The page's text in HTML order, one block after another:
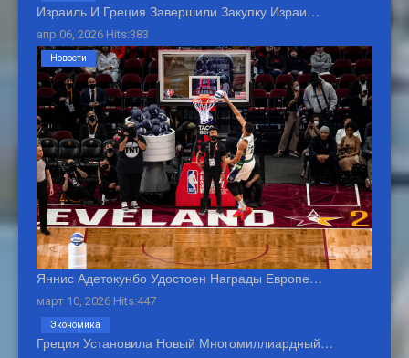
Израиль И Греция Завершили Закупку Израи…
апр 06, 2026 Hits:383
Яннис Адетокунбо Удостоен Награды Европе…
март 10, 2026 Hits:447
Новости
Греция Установила Новый Многомиллиардный…
Экономика